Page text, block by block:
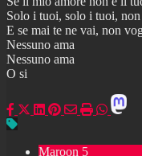
Solo i tuoi, solo i tuoi,
E se mai te ne vai, non
Nessuno ama
Nessuno ama
O si
Maroon 5